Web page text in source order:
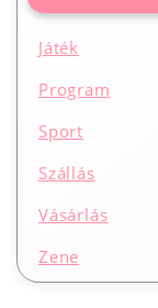
Játék
Program
Sport
Szállás
Vásárlás
Zene